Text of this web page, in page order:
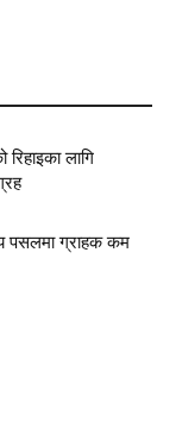
रिहाइका लागि
पसलमा ग्राहक कम